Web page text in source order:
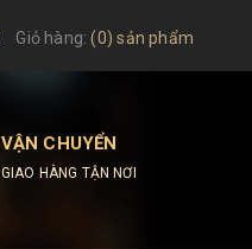
Giỏ hàng: (0)sản phẩm
VẬN CHUYỂN
GIAO HÀNG TẬN NƠI